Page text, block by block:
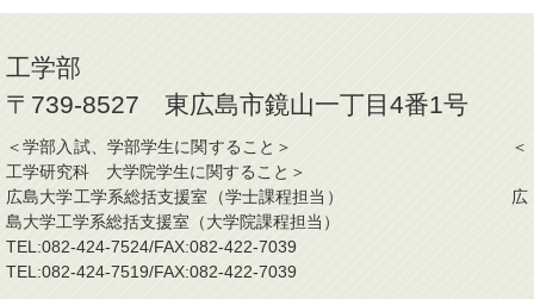
工学部
〒739-8527 東広島市鏡山一丁目4番1号
＜学部入試、学部学生に関すること＞ ＜
工学研究科 大学院学生に関すること＞
広島大学工学系総括支援室（学士課程担当） 広
島大学工学系総括支援室（大学院課程担当）
TEL:082-424-7524/FAX:082-422-7039
TEL:082-424-7519/FAX:082-422-7039